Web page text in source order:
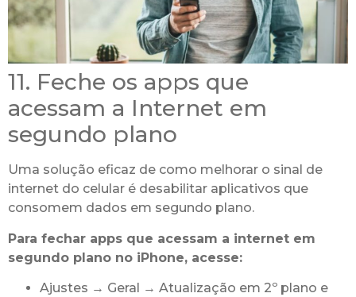
11. Feche os apps que
acessam a Internet em
segundo plano
Uma solução eficaz de como melhorar o sinal de
internet do celular é desabilitar aplicativos que
consomem dados em segundo plano.
Para fechar apps que acessam a internet em
segundo plano no iPhone, acesse:
Ajustes → Geral → Atualização em 2º plano e